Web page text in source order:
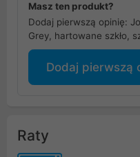
Masz ten produkt?
Dodaj pierwszą opinię:
Grey, hartowane szkło,
Dodaj pierwszą
Raty